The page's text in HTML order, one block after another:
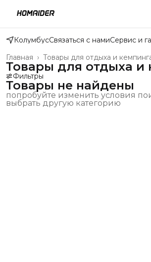
КолумбусСвязаться с намиСервис и
Товары для отдыха и
Главная ›
Товары для отдыха и
Фильтры
Товары не найдены
попробуйте изменить условия
выбрать другую категорию